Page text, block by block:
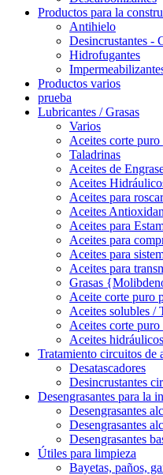
Productos para la
Antihielo
Desincrustantes -
Hidrofugantes
Productos varios
prueba
Lubricantes / Grasas
Varios
Aceites corte
Taladrinas
Aceites de
Aceites
Aceites para roscar
Aceites
Aceites para
Aceites para
Aceites para
Aceites para
Grasas
Aceite corte puro
Aceites solubles /
Aceites corte
Aceites
Tratamiento circuitos de
Desatascadores
Desincrustantes
Desengrasantes para la
Desengrasantes
Desengrasantes
Desengrasantes
Útiles para limpieza
Bayetas, paños,